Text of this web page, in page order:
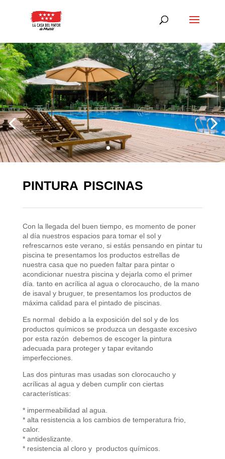
pintura piscinas
Con la llegada del buen tiempo, es momento de poner
al día nuestros espacios para tomar el sol y
refrescarnos este verano, si estás pensando en pintar tu
piscina te presentamos los productos estrellas de
nuestra casa que no pueden faltar para pintar o
acondicionar nuestra piscina y dejarla como el primer
día. tanto en acrílica al agua o clorocaucho, de la mano
de isaval y bruguer, te presentamos los productos de
máxima calidad para el pintado de piscinas.
Es normal debido a la exposición del sol y de los
productos químicos se produzca un desgaste excesivo
por esta razón debemos de escoger la pintura
adecuada para proteger y tapar evitando
imperfecciones.
Las dos pinturas mas usadas son clorocaucho y
acrílicas al agua y deben cumplir con ciertas
características:
* impermeabilidad al agua.
* alta resistencia a los cambios de temperatura frio,
calor.
* antideslizante.
* resistencia al cloro y productos químicos.